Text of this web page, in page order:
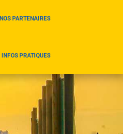
NOS PARTENAIRES
INFOS PRATIQUES